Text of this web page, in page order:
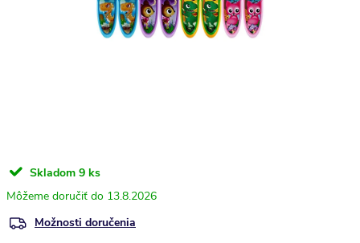
Skladom 9 ks
13.8.2026
Možnosti doručenia